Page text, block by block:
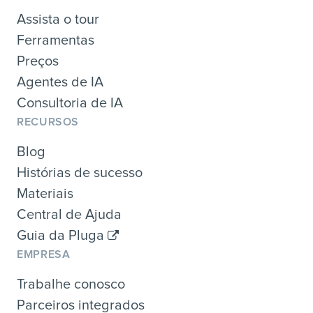
Assista o tour
Ferramentas
Preços
Agentes de IA
Consultoria de IA
RECURSOS
Blog
Histórias de sucesso
Materiais
Central de Ajuda
Guia da Pluga
EMPRESA
Trabalhe conosco
Parceiros integrados